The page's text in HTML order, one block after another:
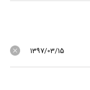
1397/03/15